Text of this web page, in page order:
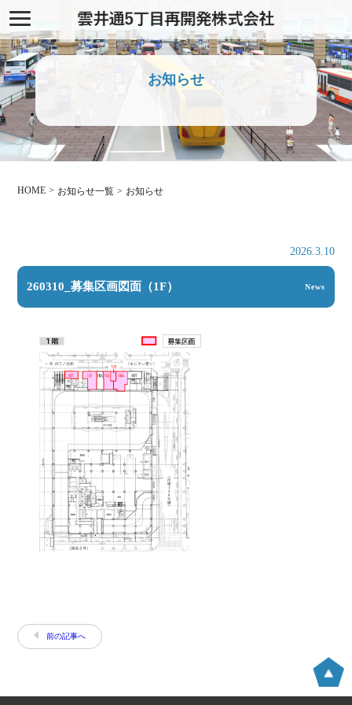
お知らせ
HOME お知らせ一覧 お知らせ
2026.3.10
260310_募集区画図面（1F）
前の記事へ